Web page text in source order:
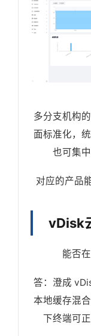
多分支机构
面标准化，
也可集
对应的产品
vDisk
能否
答：澄成
本地缓存混
下终端可